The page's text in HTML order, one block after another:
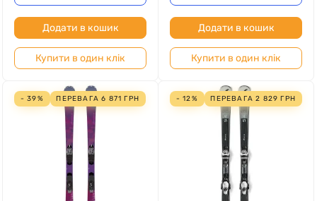
Додати в кошик
Купити в один клік
Додати в кошик
Купити в один клік
- 39% ПЕРЕВАГА6 871 ГРН - 12% ПЕРЕВАГА2 829 ГРН